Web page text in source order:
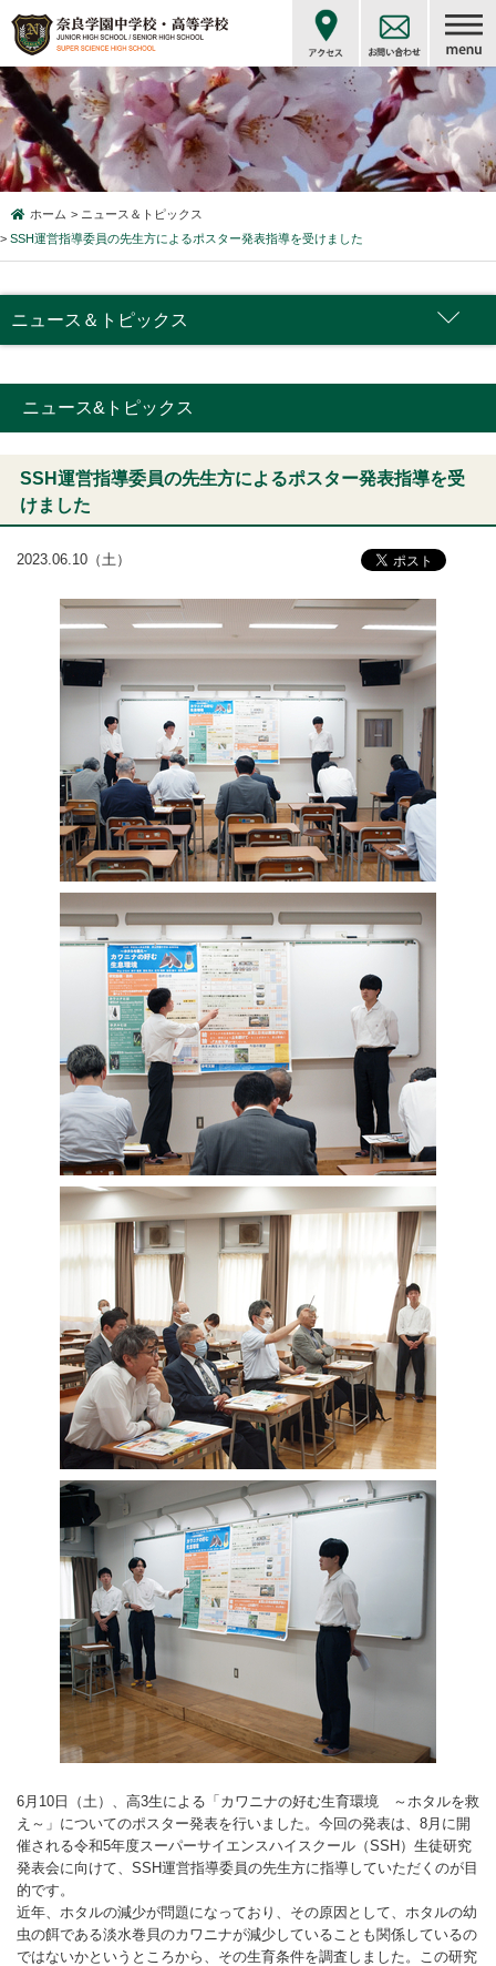
ホーム
ニュース＆トピックス
SSH運営指導委員の先生方によるポスター発表指導を受けました
ニュース＆トピックス
ニュース&トピックス
SSH運営指導委員の先生方によるポスター発表指導を受
けました
2023.06.10（土）
6月10日（土）、高3生による「カワニナの好む生育環境 ～ホタルを救
え～」についてのポスター発表を行いました。今回の発表は、8月に開
催される令和5年度スーパーサイエンスハイスクール（SSH）生徒研究
発表会に向けて、SSH運営指導委員の先生方に指導していただくのが目
的です。
近年、ホタルの減少が問題になっており、その原因として、ホタルの幼
虫の餌である淡水巻貝のカワニナが減少していることも関係しているの
ではないかというところから、その生育条件を調査しました。この研究